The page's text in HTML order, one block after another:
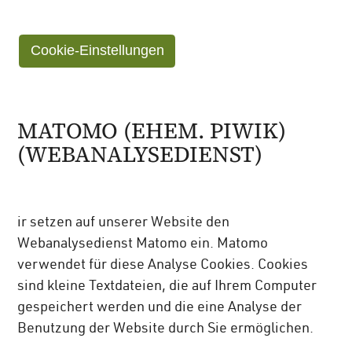
Cookie-Einstellungen
MATOMO (EHEM. PIWIK)
(WEBANALYSEDIENST)
ir setzen auf unserer Website den
Webanalysedienst Matomo ein. Matomo
verwendet für diese Analyse Cookies. Cookies
sind kleine Textdateien, die auf Ihrem Computer
gespeichert werden und die eine Analyse der
Benutzung der Website durch Sie ermöglichen.